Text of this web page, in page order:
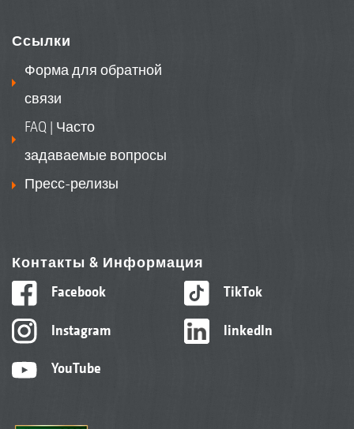
Ссылки
Форма для обратной
связи
FAQ | Часто
задаваемые вопросы
Пресс-релизы
Контакты & Информация
Facebook
Instagram
YouTube
TikTok
linkedIn